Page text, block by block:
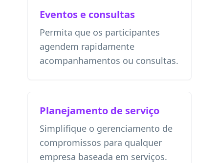
Eventos e consultas
Permita que os participantes
agendem rapidamente
acompanhamentos ou consultas.
Planejamento de serviço
Simplifique o gerenciamento de
compromissos para qualquer
empresa baseada em serviços.